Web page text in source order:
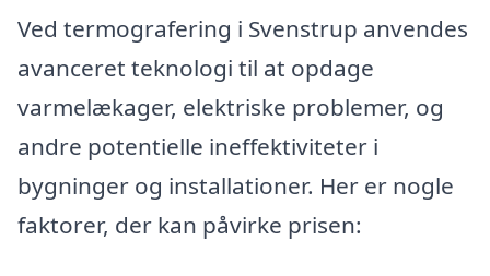
Ved termografering i Svenstrup anvendes
avanceret teknologi til at opdage
varmelækager, elektriske problemer, og
andre potentielle ineffektiviteter i
bygninger og installationer. Her er nogle
faktorer, der kan påvirke prisen: